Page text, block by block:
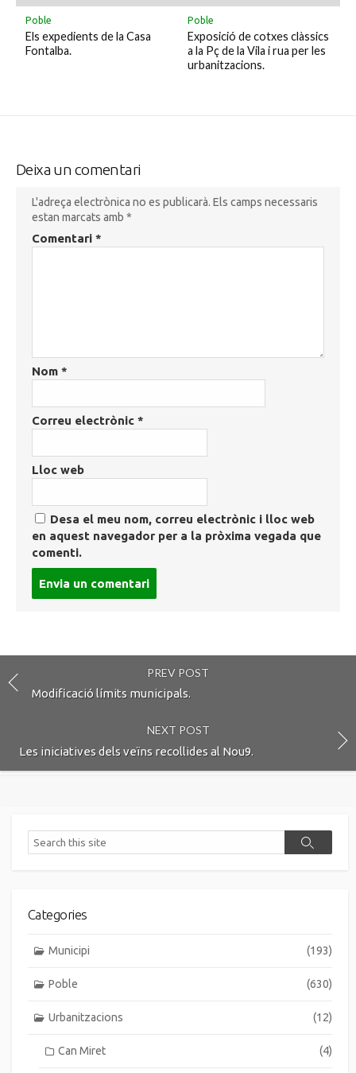
Poble
Els expedients de la Casa
Fontalba.
Poble
Exposició de cotxes clàssics
a la Pç de la Vila i rua per les
urbanitzacions.
Deixa un comentari
L'adreça electrònica no es publicarà. Els camps necessaris
estan marcats amb *
Comentari *
Nom *
Correu electrònic *
Lloc web
Desa el meu nom, correu electrònic i lloc web
en aquest navegador per a la pròxima vegada que
comenti.
PREV POST
Modificació límits municipals.
NEXT POST
Les iniciatives dels veïns recollides al Nou9.
Search
Search
Categories
Municipi (193)
Poble (630)
Urbanitzacions (12)
Can Miret (4)